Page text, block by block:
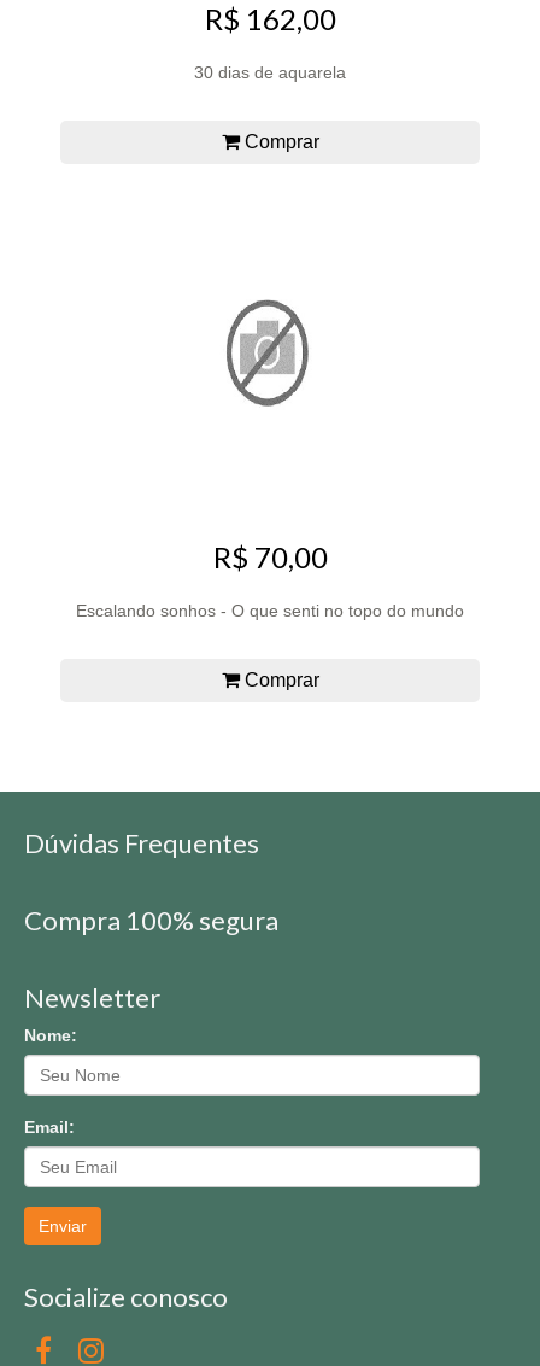
R$ 162,00
30 dias de aquarela
Comprar
R$ 70,00
Escalando sonhos - O que senti no topo do mundo
Comprar
Dúvidas Frequentes
Compra 100% segura
Newsletter
Nome:
Email:
Enviar
Socialize conosco